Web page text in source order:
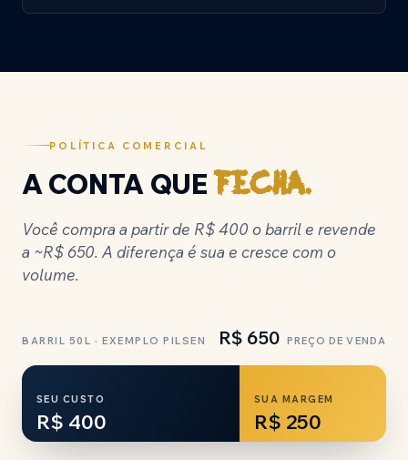
POLÍTICA COMERCIAL
A CONTA QUEfecha.
Você compra a partir de R$ 400 o barril e revende
a ~R$ 650. A diferença é sua e cresce com o
volume.
BARRIL 50L · EXEMPLO PILSEN R$ 650 PREÇO DE VENDA
SEU CUSTO
R$ 400
SUA MARGEM
R$ 250